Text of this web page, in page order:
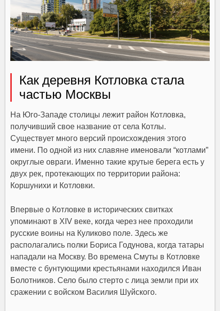
Как деревня Котловка стала
частью Москвы
На Юго-Западе столицы лежит район Котловка,
получивший свое название от села Котлы.
Существует много версий происхождения этого
имени. По одной из них славяне именовали “котлами”
округлые овраги. Именно такие крутые берега есть у
двух рек, протекающих по территории района:
Коршунихи и Котловки.
Впервые о Котловке в исторических свитках
упоминают в XIV веке, когда через нее проходили
русские воины на Куликово поле. Здесь же
располагались полки Бориса Годунова, когда татары
нападали на Москву. Во времена Смуты в Котловке
вместе с бунтующими крестьянами находился Иван
Болотников. Село было стерто с лица земли при их
сражении с войском Василия Шуйского.